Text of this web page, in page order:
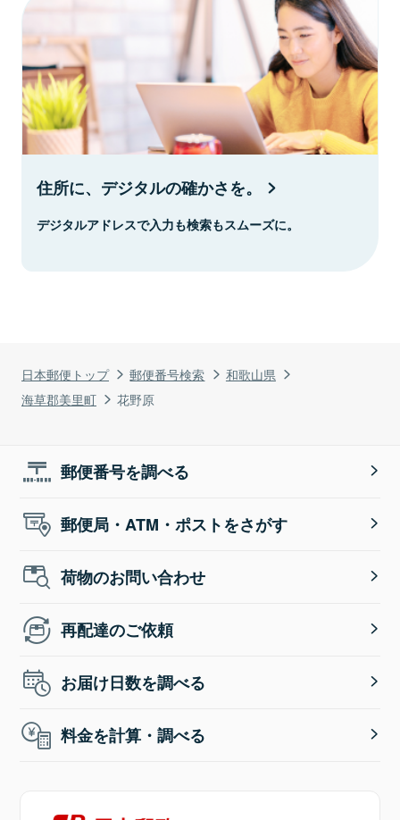
日本郵便トップ 郵便番号検索
和歌山県
海草郡美里町
花野原
住所に、デジタルの確かさを。
デジタルアドレスで入力も検索もスムーズに。
郵便番号を調べる
郵便局・ATM・ポストをさがす
荷物のお問い合わせ
再配達のご依頼
お届け日数を調べる
料金を計算・調べる